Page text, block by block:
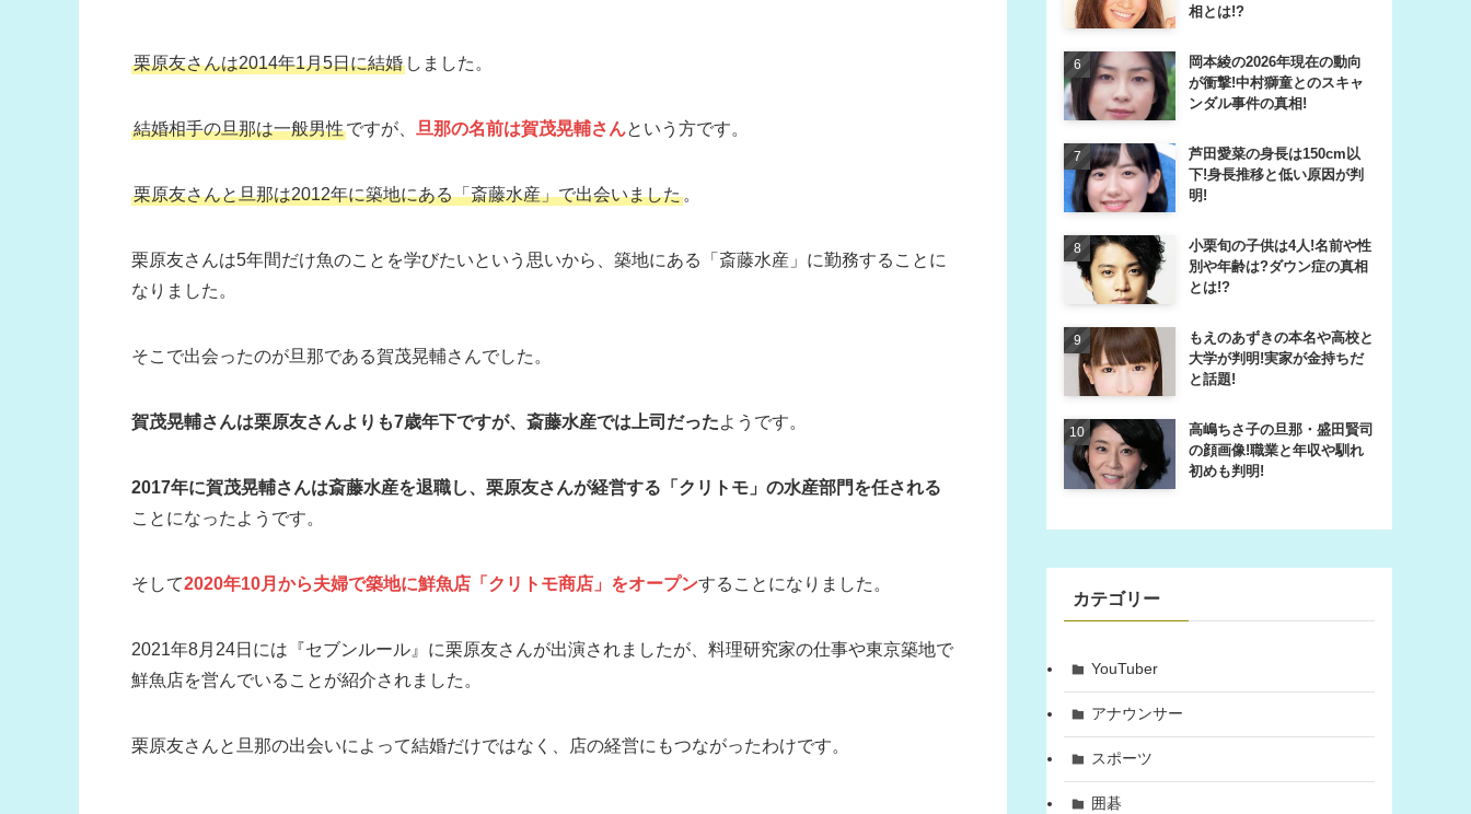
栗原友さんは2014年1月5日に結婚 しました。
結婚相手の旦那は一般男性ですが、 旦那の名前は賀茂晃輔さんという方です。
栗原友さんと旦那は2012年に築地にある「斎藤水産」で出会いました 。
栗原友さんは5年間だけ魚のことを学びたいという思いから、築地にある「斎藤水産」に勤務することに
なりました。
そこで出会ったのが旦那である賀茂晃輔さんでした。
賀茂晃輔さんは栗原友さんよりも7歳年下ですが、斎藤水産では上司だったようです。
2017年に賀茂晃輔さんは斎藤水産を退職し、栗原友さんが経営する「クリトモ」の水産部門を任される
ことになったようです。
そして2020年10月から夫婦で築地に鮮魚店「クリトモ商店」をオープンすることになりました。
2021年8月24日には『セブンルール』に栗原友さんが出演されましたが、料理研究家の仕事や東京築地で
鮮魚店を営んでいることが紹介されました。
栗原友さんと旦那の出会いによって結婚だけではなく、店の経営にもつながったわけです。
相とは!?
岡本綾の2026年現在の動向
が衝撃!中村獅童とのスキャ
ンダル事件の真相!
芦田愛菜の身長は150cm以
下!身長推移と低い原因が判
明!
小栗旬の子供は4人!名前や性
別や年齢は?ダウン症の真相
とは!?
もえのあずきの本名や高校と
大学が判明!実家が金持ちだ
と話題!
高嶋ちさ子の旦那・盛田賢司
の顔画像!職業と年収や馴れ
初めも判明!
カテゴリー
YouTuber
アナウンサー
スポーツ
囲碁